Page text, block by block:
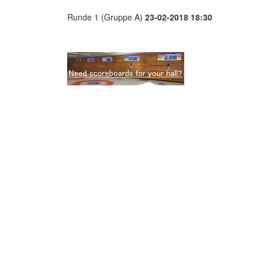
Runde 1 (Gruppe A) 23-02-2018 18:30